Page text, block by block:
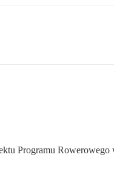
Programu